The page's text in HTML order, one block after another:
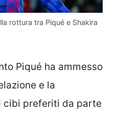
rottura tra Piqué e Shakira
Piqué ha ammesso
e la
cibi preferiti da parte